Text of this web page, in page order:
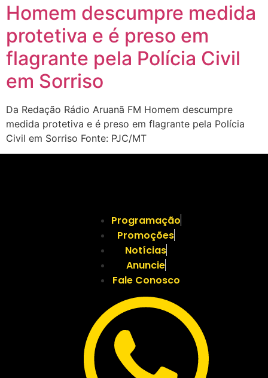
Homem descumpre medida
protetiva e é preso em
flagrante pela Polícia Civil
em Sorriso
Da Redação Rádio Aruanã FM Homem descumpre
medida protetiva e é preso em flagrante pela Polícia
Civil em Sorriso Fonte: PJC/MT
Programação
Promoções
Notícias
Anuncie
Fale Conosco